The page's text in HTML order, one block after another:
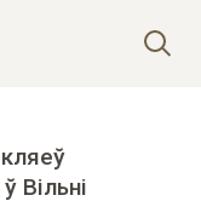
Вільні